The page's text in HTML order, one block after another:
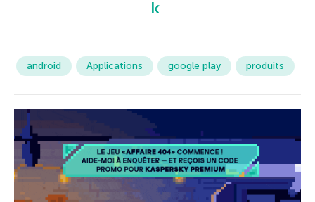
android Applications google play produits